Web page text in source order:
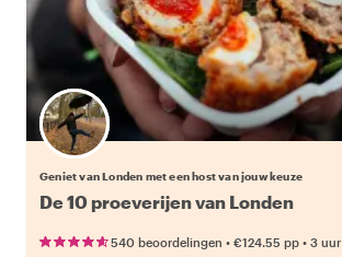
Kies jouw favoriete local
Geniet van Londen met een host van jouw keuze
De 10 proeverijen van Londen
540 beoordelingen • €124.55 pp • 3 uur